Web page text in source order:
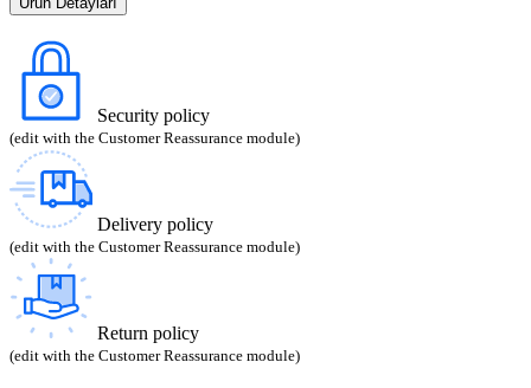
Security policy
(edit with the Customer Reassurance module)
Delivery policy
(edit with the Customer Reassurance module)
Return policy
(edit with the Customer Reassurance module)